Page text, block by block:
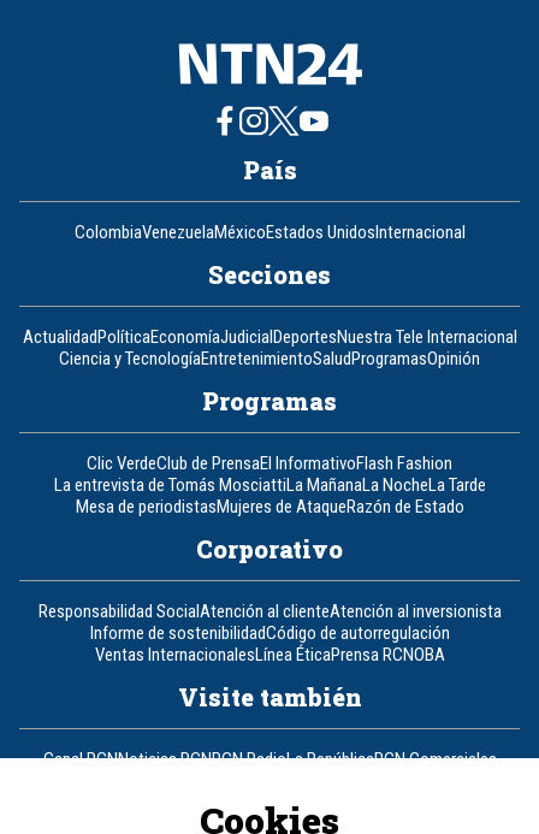
País
ColombiaVenezuelaMéxicoEstados UnidosInternacional
Secciones
ActualidadPolíticaEconomíaJudicialDeportesNuestra Tele Internacional
Ciencia y TecnologíaEntretenimientoSaludProgramasOpinión
Programas
Clic VerdeClub de PrensaEl InformativoFlash Fashion
La entrevista de Tomás MosciattiLa MañanaLa NocheLa Tarde
Mesa de periodistasMujeres de AtaqueRazón de Estado
Corporativo
Responsabilidad SocialAtención al clienteAtención al inversionista
Informe de sostenibilidadCódigo de autorregulación
Ventas InternacionalesLínea ÉticaPrensa RCNOBA
Visite también
Canal RCNNoticias RCNRCN RadioLa RepúblicaRCN Comerciales
Un producto de RCN Televisión
Cookies